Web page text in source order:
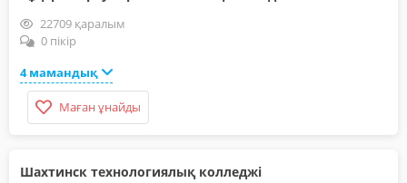
22709 қаралым
0 пікір
4 мамандық
Маған ұнайды
Шахтинск технологиялық колледжі